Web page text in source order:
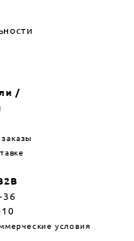
/
36
условия